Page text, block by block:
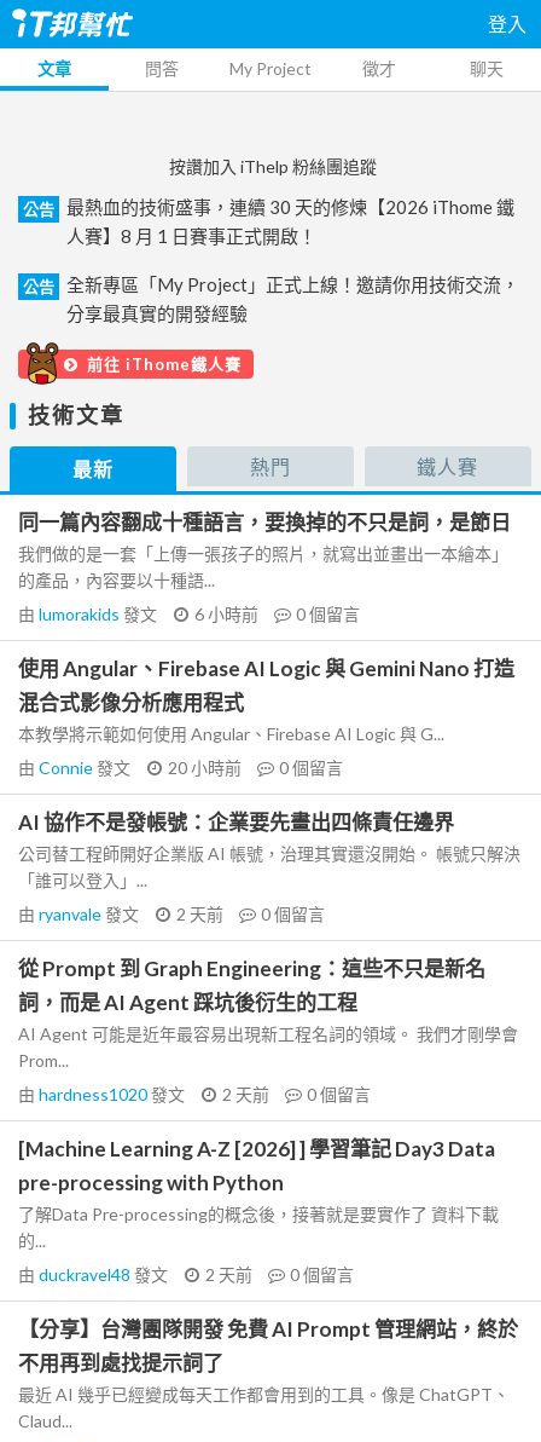
登入
文章 問答 My Project 徵才 聊天
按讚加入 iThelp 粉絲團追蹤
公告
最熱血的技術盛事，連續 30 天的修煉【2026 iThome 鐵
人賽】8 月 1 日賽事正式開啟！
公告
全新專區「My Project」正式上線！邀請你用技術交流，
分享最真實的開發經驗
前往 iThome鐵人賽
技術文章
最新 熱門 鐵人賽
同一篇內容翻成十種語言，要換掉的不只是詞，是節日
我們做的是一套「上傳一張孩子的照片，就寫出並畫出一本繪本」
的產品，內容要以十種語...
由 lumorakids 發文 6 小時前 0個留言
使用 Angular、Firebase AI Logic 與 Gemini Nano 打造
混合式影像分析應用程式
本教學將示範如何使用 Angular、Firebase AI Logic 與 G...
由 Connie發文 20 小時前 0個留言
AI 協作不是發帳號：企業要先畫出四條責任邊界
公司替工程師開好企業版 AI 帳號，治理其實還沒開始。 帳號只解決
「誰可以登入」...
由 ryanvale發文 2 天前 0個留言
從 Prompt 到 Graph Engineering：這些不只是新名
詞，而是 AI Agent 踩坑後衍生的工程
AI Agent 可能是近年最容易出現新工程名詞的領域。 我們才剛學會
Prom...
由 hardness1020發文 2 天前 0個留言
[Machine Learning A-Z [2026] ] 學習筆記 Day3 Data
pre-processing with Python
了解Data Pre-processing的概念後，接著就是要實作了 資料下載
的...
由 duckravel48 發文 2 天前 0個留言
【分享】台灣團隊開發 免費 AI Prompt 管理網站，終於
不用再到處找提示詞了
最近 AI 幾乎已經變成每天工作都會用到的工具。像是 ChatGPT、
Claud...